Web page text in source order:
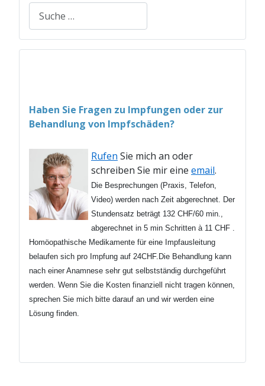
Suchen
Haben Sie Fragen zu Impfungen oder zur
Behandlung von Impfschäden?
Rufen Sie mich an oder
schreiben Sie mir eine email.
Die Besprechungen (Praxis, Telefon,
Video) werden nach Zeit abgerechnet. Der
Stundensatz beträgt 132 CHF/60 min.,
abgerechnet in 5 min Schritten à 11 CHF .
Homöopathische Medikamente für eine Impfausleitung
belaufen sich pro Impfung auf 24CHF.Die Behandlung kann
nach einer Anamnese sehr gut selbstständig durchgeführt
werden. Wenn Sie die Kosten finanziell nicht tragen können,
sprechen Sie mich bitte darauf an und wir werden eine
Lösung finden.